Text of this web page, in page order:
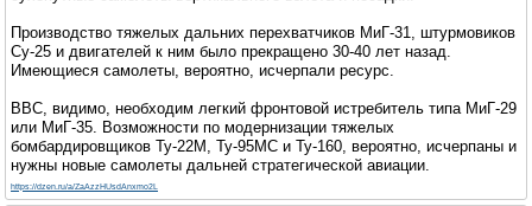
Производство тяжелых дальних перехватчиков МиГ-31, штурмовиков
Су-25 и двигателей к ним было прекращено 30-40 лет назад.
Имеющиеся самолеты, вероятно, исчерпали ресурс.
ВВС, видимо, необходим легкий фронтовой истребитель типа МиГ-29
или МиГ-35. Возможности по модернизации тяжелых
бомбардировщиков Ту-22М, Ту-95МС и Ту-160, вероятно, исчерпаны и
нужны новые самолеты дальней стратегической авиации.
https://dzen.ru/a/ZaAzzHUsdAnxmo2L